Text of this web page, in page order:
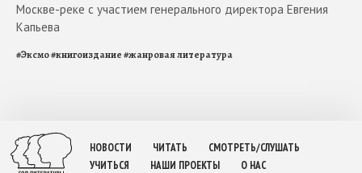
Москве-реке с участием генерального директора Евгения
Капьева
#Эксмо#книгоиздание#жанровая литература
НОВОСТИ ЧИТАТЬ
СМОТРЕТЬ/СЛУШАТЬ
УЧИТЬСЯ
НАШИ ПРОЕКТЫ О НАС